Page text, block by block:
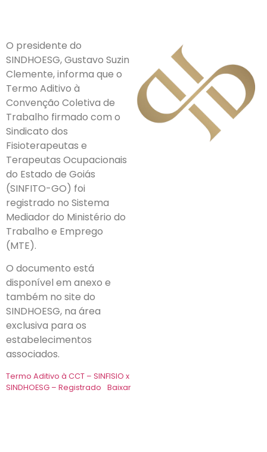
O presidente do
SINDHOESG, Gustavo Suzin
Clemente, informa que o
Termo Aditivo à
Convenção Coletiva de
Trabalho firmado com o
Sindicato dos
Fisioterapeutas e
Terapeutas Ocupacionais
do Estado de Goiás
(SINFITO-GO) foi
registrado no Sistema
Mediador do Ministério do
Trabalho e Emprego
(MTE).
O documento está
disponível em anexo e
também no site do
SINDHOESG, na área
exclusiva para os
estabelecimentos
associados.
Termo Aditivo à CCT – SINFISIO x
SINDHOESG – Registrado
Baixar